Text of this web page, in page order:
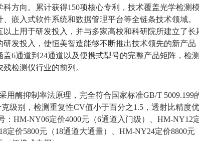
科方向。累计获得150项核心专利，技术覆盖光学检测
嵌入式软件系统和数据管理平台等全链条技术领域。
上用于研发投入，并与多家高校和科研院所建立了长
发投入，使恒美智造能够不断推出技术领先的新产品
盖6通道到 24通道以及便携式型号的完整产品矩阵，检
检测仪行业的前列。
用酶抑制率法原理，完全符合国家标准GB/T 5009.199
级别，检测重复性CV值小于百分之1.5，透射比精度
： HM-NY06定价4000元（6通道入门级）、 HM-NY12
定价5800元（18通道大通量）、 HM-NY24定价8800元